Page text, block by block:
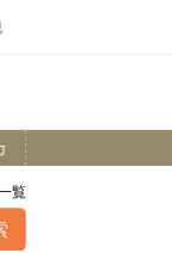
覧